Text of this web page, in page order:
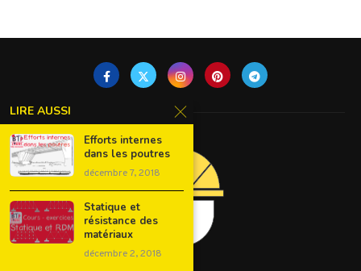
LIRE AUSSI
Efforts internes
dans les poutres
décembre 7, 2018
Statique et
résistance des
matériaux
décembre 2, 2018